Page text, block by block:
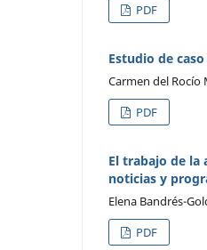
PDF
Estudio de
Carmen del Rocío
PDF
El trabajo de la
noticias y
Elena Bandrés-
PDF